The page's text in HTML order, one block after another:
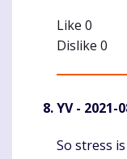
Like 0
Dislike 0
YV- 2021-
Komentaras
So stress